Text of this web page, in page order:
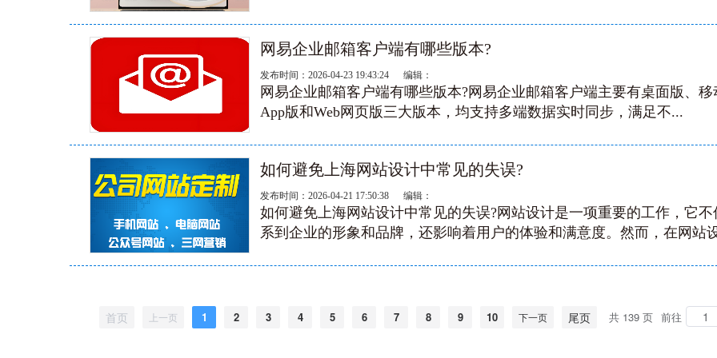
网易企业邮箱客户端有哪些版本?‌
发布时间：2026-04-23 19:43:24 编辑：
网易企业邮箱客户端有哪些版本?‌网易企业邮箱客户端主要有桌面版、移
App版和Web网页版三大版本‌，均支持多端数据实时同步，满足不...
如何避免上海网站设计中常见的失误?
发布时间：2026-04-21 17:50:38 编辑：
如何避免上海网站设计中常见的失误?网站设计是一项重要的工作，它不
系到企业的形象和品牌，还影响着用户的体验和满意度。然而，在网站
首页 上一页 1 2 3 4 5 6 7 8 9 10 下一页 尾页 共 139 页 前往